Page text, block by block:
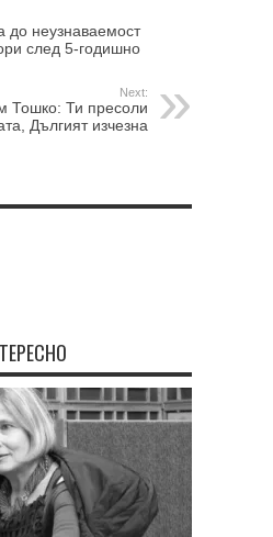
до неузнаваемост
след 5-годишно
Next:
Тошко: Ти пресоли
Дългият изчезна